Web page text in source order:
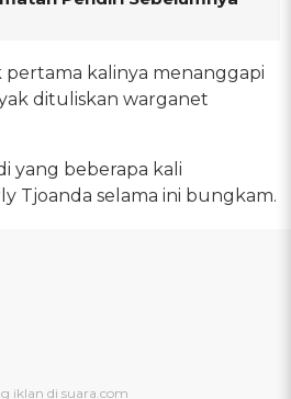
kalinya menanggapi
dituliskan warganet
yang beberapa kali
Tjoanda selama ini bungkam.